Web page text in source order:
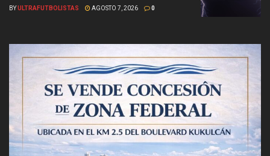
BYULTRAFUTBOLISTAS AGOSTO 7, 2026 0